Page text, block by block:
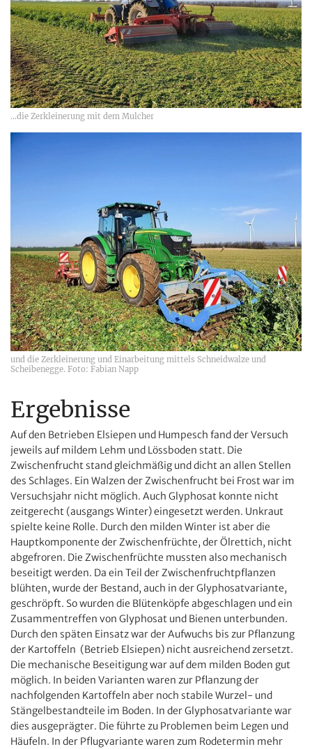
...die Zerkleinerung mit dem Mulcher
und die Zerkleinerung und Einarbeitung mittels Schneidwalze und
Scheibenegge. Foto: Fabian Napp
Ergebnisse
Auf den Betrieben Elsiepen und Humpesch fand der Versuch
jeweils auf mildem Lehm und Lössboden statt. Die
Zwischenfrucht stand gleichmäßig und dicht an allen Stellen
des Schlages. Ein Walzen der Zwischenfrucht bei Frost war im
Versuchsjahr nicht möglich. Auch Glyphosat konnte nicht
zeitgerecht (ausgangs Winter) eingesetzt werden. Unkraut
spielte keine Rolle. Durch den milden Winter ist aber die
Hauptkomponente der Zwischenfrüchte, der Ölrettich, nicht
abgefroren. Die Zwischenfrüchte mussten also mechanisch
beseitigt werden. Da ein Teil der Zwischenfruchtpflanzen
blühten, wurde der Bestand, auch in der Glyphosatvariante,
geschröpft. So wurden die Blütenköpfe abgeschlagen und ein
Zusammentreffen von Glyphosat und Bienen unterbunden.
Durch den späten Einsatz war der Aufwuchs bis zur Pflanzung
der Kartoffeln (Betrieb Elsiepen) nicht ausreichend zersetzt.
Die mechanische Beseitigung war auf dem milden Boden gut
möglich. In beiden Varianten waren zur Pflanzung der
nachfolgenden Kartoffeln aber noch stabile Wurzel- und
Stängelbestandteile im Boden. In der Glyphosatvariante war
dies ausgeprägter. Die führte zu Problemen beim Legen und
Häufeln. In der Pflugvariante waren zum Rodetermin mehr